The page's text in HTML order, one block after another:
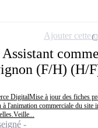
(F/H) (H/
DigitalMise à jour des fiches
à l'animation commerciale du site
Ajouter cette